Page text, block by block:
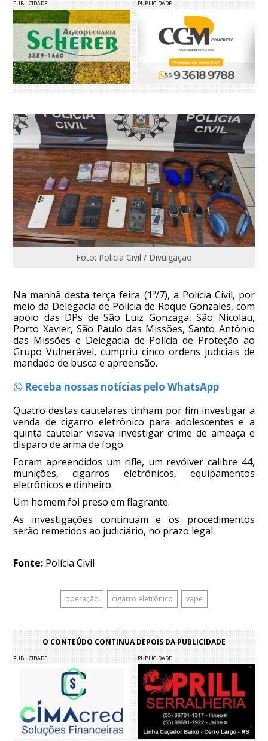
PUBLICIDADE PUBLICIDADE
Foto: Policia Civil / Divulgação
Na manhã desta terça feira (1º/7), a Polícia Civil, por
meio da Delegacia de Polícia de Roque Gonzales, com
apoio das DPs de São Luiz Gonzaga, São Nicolau,
Porto Xavier, São Paulo das Missões, Santo Antônio
das Missões e Delegacia de Polícia de Proteção ao
Grupo Vulnerável, cumpriu cinco ordens judiciais de
mandado de busca e apreensão.
Receba nossas notícias pelo WhatsApp
Quatro destas cautelares tinham por fim investigar a
venda de cigarro eletrônico para adolescentes e a
quinta cautelar visava investigar crime de ameaça e
disparo de arma de fogo.
Foram apreendidos um rifle, um revólver calibre 44,
munições, cigarros eletrônicos, equipamentos
eletrônicos e dinheiro.
Um homem foi preso em flagrante.
As investigações continuam e os procedimentos
serão remetidos ao judiciário, no prazo legal.
Fonte: Polícia Civil
operação cigarro eletrônico vape
O CONTEÚDO CONTINUA DEPOIS DA PUBLICIDADE
PUBLICIDADE PUBLICIDADE